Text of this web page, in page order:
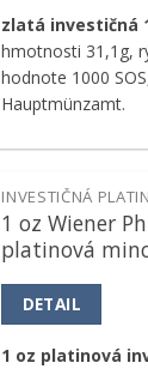
zlatá investičná
hmotnosti 31,1g,
hodnote 1000
Hauptmünzamt.
INVESTIČNÁ
1 oz Wiener
platinová
DETAIL
1 oz platinová